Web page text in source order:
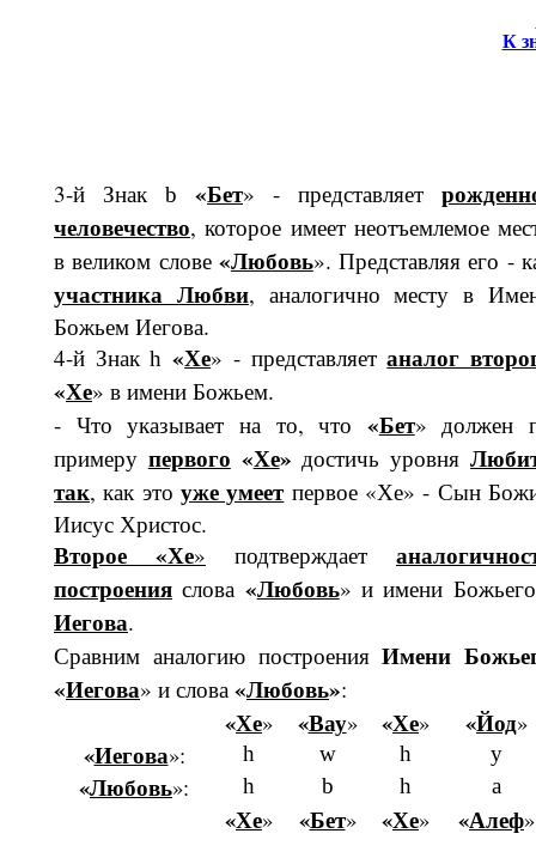
К
3-й Знак b «Бет» - представляет
человечество, которое имеет неотъемлемое
в великом слове «Любовь». Представляя его -
участника Любви, аналогично месту в
Божьем Иегова.
4-й Знакh«Хе» - представляетаналог
«Хе» в имени Божьем.
- Что указывает на то, что «Бет» должен
примеру первого «Хе» достичь уровня
так, как это уже умеетпервое «Хе» - Сын
Иисус Христос.
Второе «Хе» подтверждает
построения слова «Любовь» и имени
Иегова.
Сравним аналогию построенияИмени
«Иегова» и слова «Любовь»:
«Хе» «Вау» «Хе» «Йод»
«Иегова»: h w h y
«Любовь»: h b h a
«Хе» «Бет» «Хе» «Алеф»